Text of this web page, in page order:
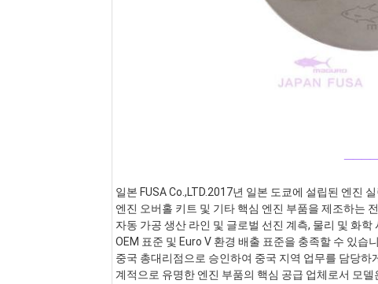
일본 FUSA Co.,LTD.2017년 일본 도쿄에 설립된 엔진
엔진 오버홀 키트 및 기타 핵심 엔진 부품을 제조하는
자동 가공 생산 라인 및 글로벌 선진 계측, 물리 및 화
OEM 표준 및 Euro V 환경 배출 표준을 충족할 수 있습
중국 총대리점으로 승인하여 중국 지역 업무를 담당하
계적으로 유명한 엔진 부품의 핵심 공급 업체로서 모